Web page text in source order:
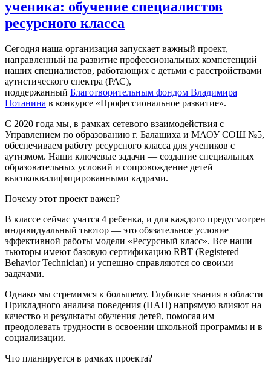
ученика: обучение специалистов
ресурсного класса
Сегодня наша организация запускает важный проект,
направленный на развитие профессиональных компетенций
наших специалистов, работающих с детьми с расстройствами
аутистического спектра (РАС),
поддержанный Благотворительным фондом Владимира
Потанина в конкурсе «Профессиональное развитие».
С 2020 года мы, в рамках сетевого взаимодействия с
Управлением по образованию г. Балашиха и МАОУ СОШ №5,
обеспечиваем работу ресурсного класса для учеников с
аутизмом. Наши ключевые задачи — создание специальных
образовательных условий и сопровождение детей
высококвалифицированными кадрами.
Почему этот проект важен?
В классе сейчас учатся 4 ребенка, и для каждого предусмотрен
индивидуальный тьютор — это обязательное условие
эффективной работы модели «Ресурсный класс». Все наши
тьюторы имеют базовую сертификацию RBT (Registered
Behavior Technician) и успешно справляются со своими
задачами.
Однако мы стремимся к большему. Глубокие знания в области
Прикладного анализа поведения (ПАП) напрямую влияют на
качество и результаты обучения детей, помогая им
преодолевать трудности в освоении школьной программы и в
социализации.
Что планируется в рамках проекта?